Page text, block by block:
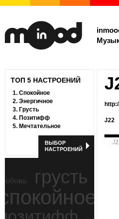
ТОП 5 НАСТРОЕНИЙ
1. Спокойное
2. Энергичное
3. Грусть
4. Позитифф
5. Мечтательное
ВЫБОР
НАСТРОЕНИЙ
грусть
J22